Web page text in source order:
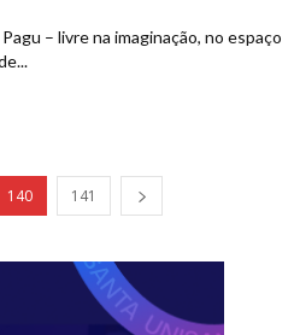
– livre na imaginação, no espaço
140 141